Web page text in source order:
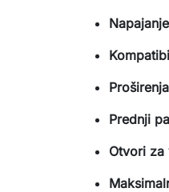
Prednji
Otvori za